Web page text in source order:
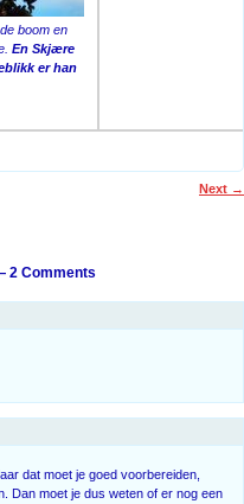
boom en
En Skjære
er han
Next →
2 Comments
dat moet je goed voorbereiden,
Dan moet je dus weten of er nog een